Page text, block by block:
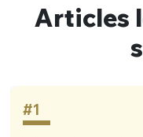
Articles
#1